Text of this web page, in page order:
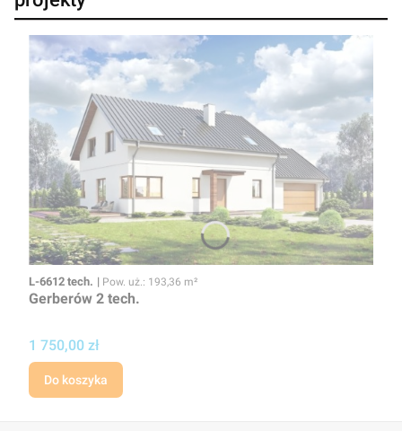
Kod
L-6612 tech. Powierzchnia użytkowa
Pow. uż.: 193,36 m²
Gerberów 2 tech.
Cena projektu
1 750,00 zł
Do koszyka